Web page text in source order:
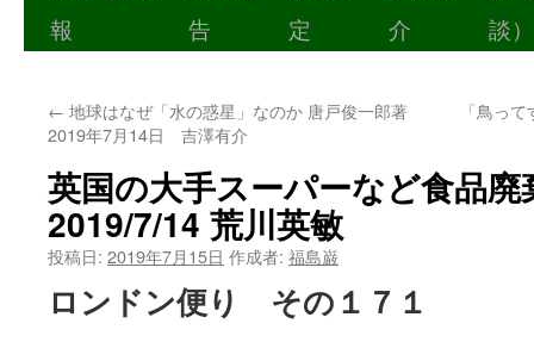
ン
ン
へ
ス
報
告
定
介
談）
← 地球はなぜ「水の惑星」なのか 唐戸俊一郎著
2019年7月14日 吉澤有介
「鳥っ
英国の大手スーパーなど食品
2019/7/14 荒川英敏
投稿日: 2019年7月15日 作成者: 福島巌
ロンドン便り その１７１